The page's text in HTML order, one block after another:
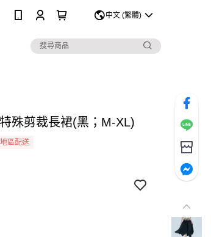
中文 (繁體)
殊剪裁長裙(黑；M-XL)
區配送